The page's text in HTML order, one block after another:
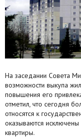
Агентства
Ремонт квартир
Грузовое такси
Реклама на сайте
На заседании Совета
возможности выкупа
повышения его
отметил, что сегодня
относятся к
оказываются
квартиры.